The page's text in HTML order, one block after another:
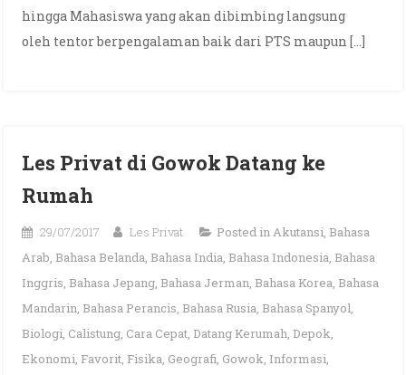
hingga Mahasiswa yang akan dibimbing langsung
oleh tentor berpengalaman baik dari PTS maupun […]
Les Privat di Gowok Datang ke
Rumah
29/07/2017 Les Privat Posted inAkutansi, Bahasa
Arab, Bahasa Belanda, Bahasa India, Bahasa Indonesia, Bahasa
Inggris, Bahasa Jepang, Bahasa Jerman, Bahasa Korea, Bahasa
Mandarin, Bahasa Perancis, Bahasa Rusia, Bahasa Spanyol,
Biologi, Calistung, Cara Cepat, Datang Kerumah, Depok,
Ekonomi, Favorit, Fisika, Geografi, Gowok, Informasi,